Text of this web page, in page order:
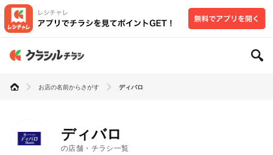
お店の名前からさがす ディバロ
ディバロ
の店舗・チラシ一覧